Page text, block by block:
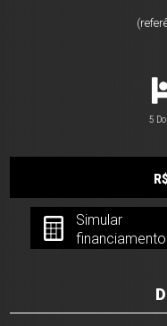
5
Simular
financiamento